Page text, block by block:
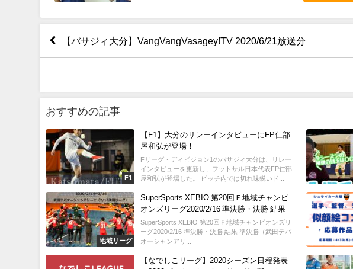
【バサジィ大分】VangVangVasagey!TV 2020/6/21放送分
おすすめの記事
F1
【F1】大分のリレーインタビューにFP仁部
屋和弘が登場！
Fリーグ・ディビジョン1のバサジィ大分は、リレー
インタビューを更新し、フットサル日本代表FP仁部
屋和弘が登場した。 ピッチ内では切れ味鋭いド...
地域リーグ
SuperSports XEBIO 第20回Ｆ地域チャンピ
オンズリーグ2020/2/16 準決勝・決勝 結果
SuperSports XEBIO 第20回Ｆ地域チャンピオンズリ
ーグ2020/2/16 準決勝・決勝 結果 準決勝（武田テバ
オーシャンアリ...
【なでしこリーグ】2020シーズン日程発表